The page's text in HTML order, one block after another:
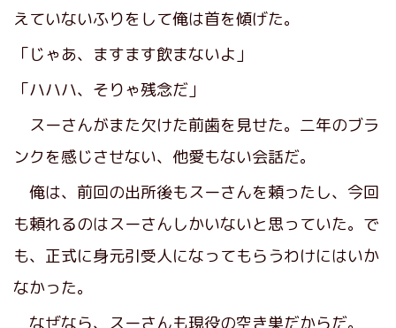
えていないふりをして俺は首を傾げた。
「じゃあ、ますます飲まないよ」
「ハハハ、そりゃ残念だ」
スーさんがまた欠けた前歯を見せた。二年のブラ
ンクを感じさせない、他愛もない会話だ。
俺は、前回の出所後もスーさんを頼ったし、今回
も頼れるのはスーさんしかいないと思っていた。で
も、正式に身元引受人になってもらうわけにはいか
なかった。
なぜなら、スーさんも現役の空き巣だからだ。